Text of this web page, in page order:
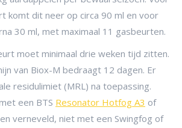
komt dit neer op circa 90 ml en voor
30 ml, met maximaal 11 gasbeurten.
moet minimaal drie weken tijd zitten.
van Biox-M bedraagt 12 dagen. Er
residulimiet (MRL) na toepassing.
een BTS Resonator Hotfog A3 of
verneveld, niet met een Swingfog of